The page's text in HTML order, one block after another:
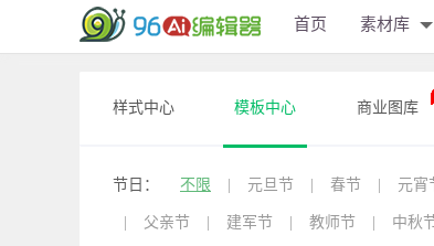
首页 素材库
样式中心 模板中心 商业图库
节日： 不限 元旦节 春节 元宵
父亲节 建军节 教师节 中秋